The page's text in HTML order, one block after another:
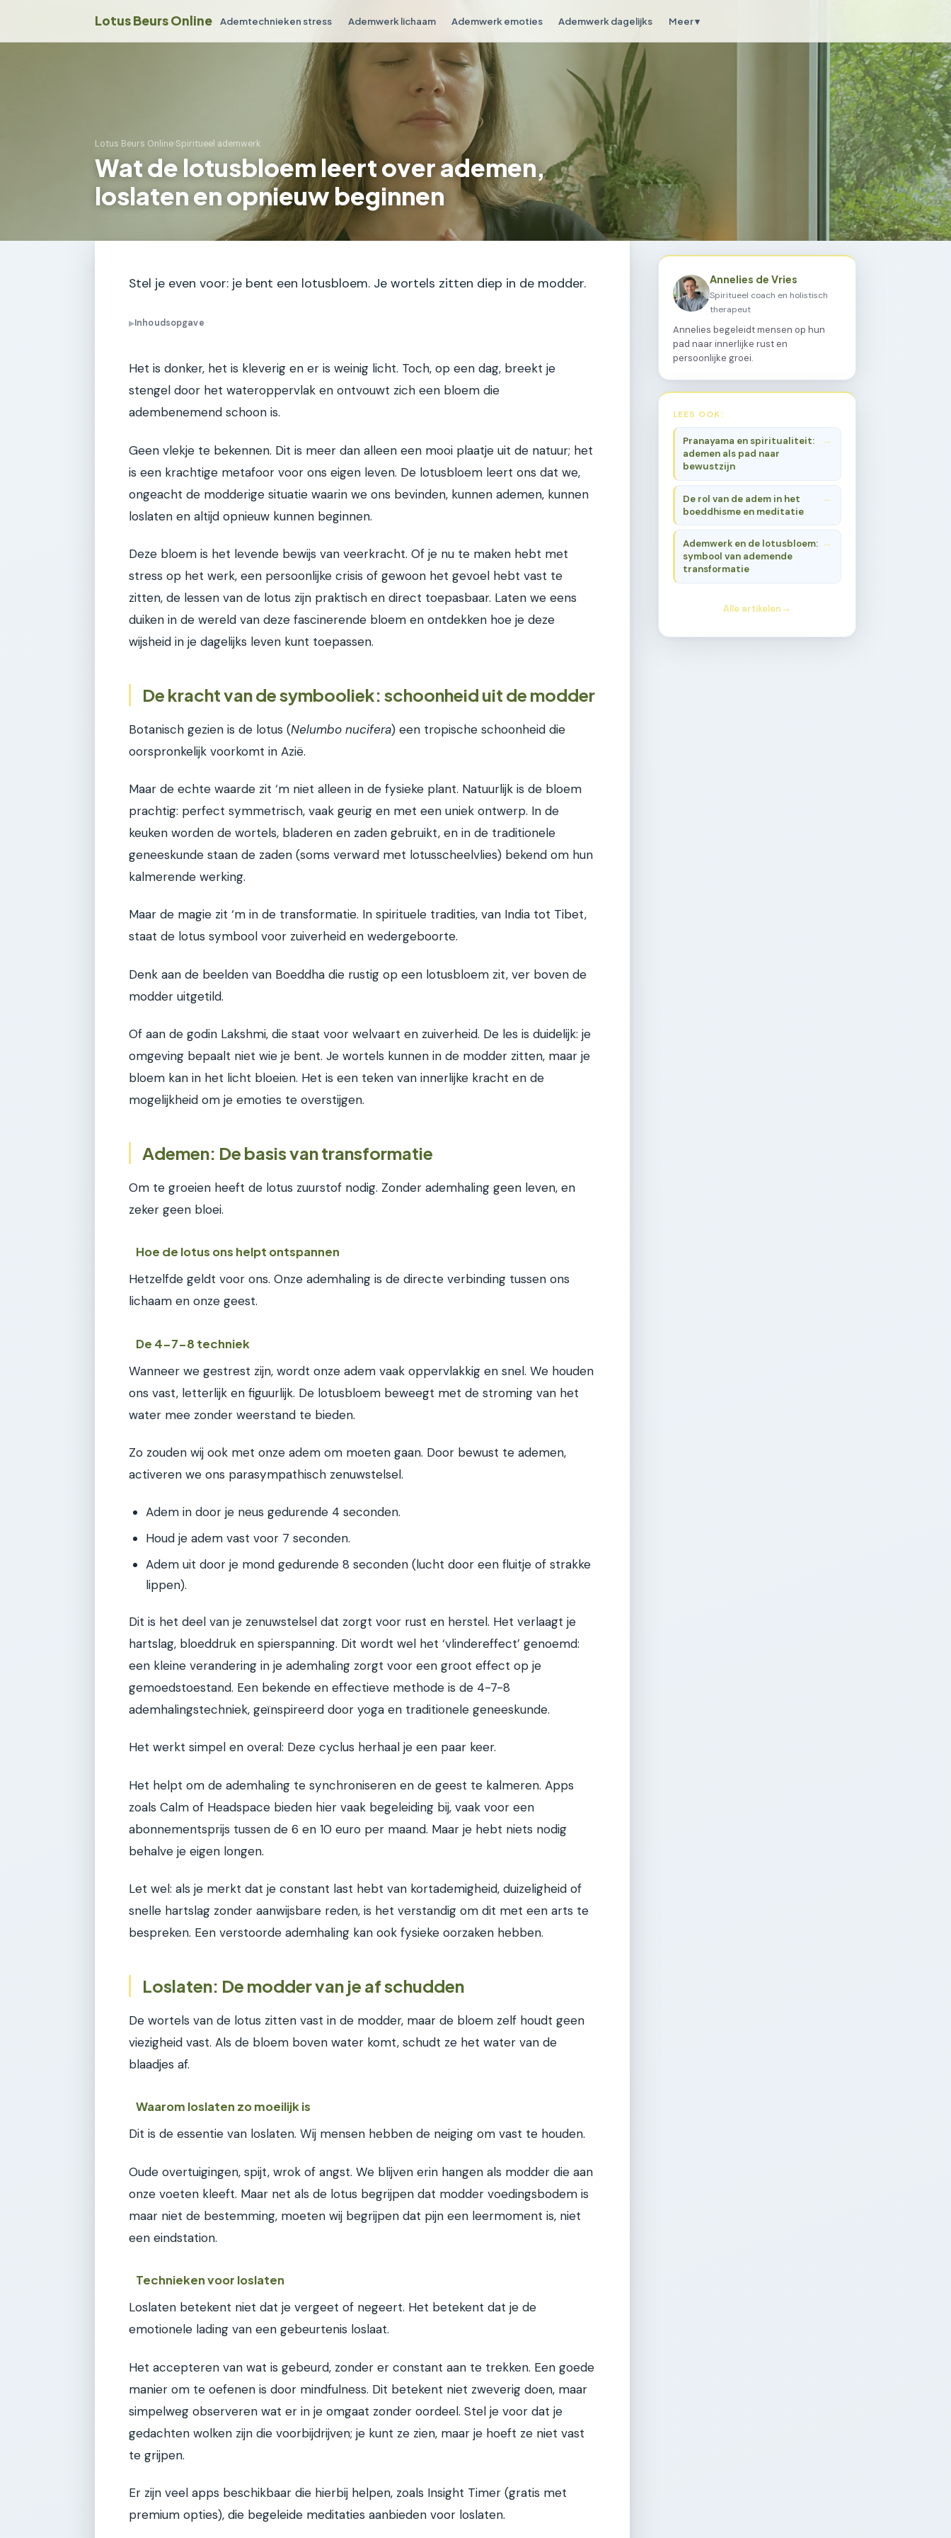
Lotus Beurs Online Ademtechnieken stress Ademwerk lichaam Ademwerk emoties Ademwerk dagelijks Meer ▾
Lotus Beurs Online›Spiritueel ademwerk
Wat de lotusbloem leert over ademen,
loslaten en opnieuw beginnen
Stel je even voor: je bent een lotusbloem. Je wortels zitten diep in de modder.
▶Inhoudsopgave
Het is donker, het is kleverig en er is weinig licht. Toch, op een dag, breekt je
stengel door het wateroppervlak en ontvouwt zich een bloem die
adembenemend schoon is.
Geen vlekje te bekennen. Dit is meer dan alleen een mooi plaatje uit de natuur; het
is een krachtige metafoor voor ons eigen leven. De lotusbloem leert ons dat we,
ongeacht de modderige situatie waarin we ons bevinden, kunnen ademen, kunnen
loslaten en altijd opnieuw kunnen beginnen.
Deze bloem is het levende bewijs van veerkracht. Of je nu te maken hebt met
stress op het werk, een persoonlijke crisis of gewoon het gevoel hebt vast te
zitten, de lessen van de lotus zijn praktisch en direct toepasbaar. Laten we eens
duiken in de wereld van deze fascinerende bloem en ontdekken hoe je deze
wijsheid in je dagelijks leven kunt toepassen.
De kracht van de symbooliek: schoonheid uit de modder
Botanisch gezien is de lotus (Nelumbo nucifera) een tropische schoonheid die
oorspronkelijk voorkomt in Azië.
Maar de echte waarde zit ‘m niet alleen in de fysieke plant. Natuurlijk is de bloem
prachtig: perfect symmetrisch, vaak geurig en met een uniek ontwerp. In de
keuken worden de wortels, bladeren en zaden gebruikt, en in de traditionele
geneeskunde staan de zaden (soms verward met lotusscheelvlies) bekend om hun
kalmerende werking.
Maar de magie zit ‘m in de transformatie. In spirituele tradities, van India tot Tibet,
staat de lotus symbool voor zuiverheid en wedergeboorte.
Denk aan de beelden van Boeddha die rustig op een lotusbloem zit, ver boven de
modder uitgetild.
Of aan de godin Lakshmi, die staat voor welvaart en zuiverheid. De les is duidelijk: je
omgeving bepaalt niet wie je bent. Je wortels kunnen in de modder zitten, maar je
bloem kan in het licht bloeien. Het is een teken van innerlijke kracht en de
mogelijkheid om je emoties te overstijgen.
Ademen: De basis van transformatie
Om te groeien heeft de lotus zuurstof nodig. Zonder ademhaling geen leven, en
zeker geen bloei.
Hoe de lotus ons helpt ontspannen
Hetzelfde geldt voor ons. Onze ademhaling is de directe verbinding tussen ons
lichaam en onze geest.
De 4-7-8 techniek
Wanneer we gestrest zijn, wordt onze adem vaak oppervlakkig en snel. We houden
ons vast, letterlijk en figuurlijk. De lotusbloem beweegt met de stroming van het
water mee zonder weerstand te bieden.
Zo zouden wij ook met onze adem om moeten gaan. Door bewust te ademen,
activeren we ons parasympathisch zenuwstelsel.
Adem in door je neus gedurende 4 seconden.
Houd je adem vast voor 7 seconden.
Adem uit door je mond gedurende 8 seconden (lucht door een fluitje of strakke
lippen).
Dit is het deel van je zenuwstelsel dat zorgt voor rust en herstel. Het verlaagt je
hartslag, bloeddruk en spierspanning. Dit wordt wel het ‘vlindereffect’ genoemd:
een kleine verandering in je ademhaling zorgt voor een groot effect op je
gemoedstoestand. Een bekende en effectieve methode is de 4-7-8
ademhalingstechniek, geïnspireerd door yoga en traditionele geneeskunde.
Het werkt simpel en overal: Deze cyclus herhaal je een paar keer.
Het helpt om de ademhaling te synchroniseren en de geest te kalmeren. Apps
zoals Calm of Headspace bieden hier vaak begeleiding bij, vaak voor een
abonnementsprijs tussen de 6 en 10 euro per maand. Maar je hebt niets nodig
behalve je eigen longen.
Let wel: als je merkt dat je constant last hebt van kortademigheid, duizeligheid of
snelle hartslag zonder aanwijsbare reden, is het verstandig om dit met een arts te
bespreken. Een verstoorde ademhaling kan ook fysieke oorzaken hebben.
Loslaten: De modder van je af schudden
De wortels van de lotus zitten vast in de modder, maar de bloem zelf houdt geen
viezigheid vast. Als de bloem boven water komt, schudt ze het water van de
blaadjes af.
Waarom loslaten zo moeilijk is
Dit is de essentie van loslaten. Wij mensen hebben de neiging om vast te houden.
Oude overtuigingen, spijt, wrok of angst. We blijven erin hangen als modder die aan
onze voeten kleeft. Maar net als de lotus begrijpen dat modder voedingsbodem is
maar niet de bestemming, moeten wij begrijpen dat pijn een leermoment is, niet
een eindstation.
Technieken voor loslaten
Loslaten betekent niet dat je vergeet of negeert. Het betekent dat je de
emotionele lading van een gebeurtenis loslaat.
Het accepteren van wat is gebeurd, zonder er constant aan te trekken. Een goede
manier om te oefenen is door mindfulness. Dit betekent niet zweverig doen, maar
simpelweg observeren wat er in je omgaat zonder oordeel. Stel je voor dat je
gedachten wolken zijn die voorbijdrijven; je kunt ze zien, maar je hoeft ze niet vast
te grijpen.
Er zijn veel apps beschikbaar die hierbij helpen, zoals Insight Timer (gratis met
premium opties), die begeleide meditaties aanbieden voor loslaten.
Annelies de Vries
Spiritueel coach en holistisch
therapeut
Annelies begeleidt mensen op hun
pad naar innerlijke rust en
persoonlijke groei.
LEES OOK:
Pranayama en spiritualiteit:
ademen als pad naar
bewustzijn
De rol van de adem in het
boeddhisme en meditatie
Ademwerk en de lotusbloem:
symbool van ademende
transformatie
Alle artikelen